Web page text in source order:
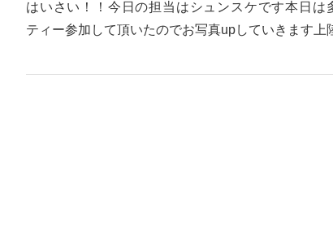
はいさい！！今日の担当はシュンスケです本日
ティー参加して頂いたのでお写真upしていきます